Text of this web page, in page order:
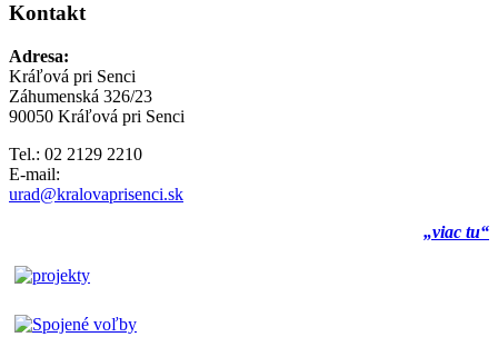
Kontakt
Adresa:
Kráľová pri Senci
Záhumenská 326/23
90050 Kráľová pri Senci
Tel.: 02 2129 2210
E-mail:
urad@kralovaprisenci.sk
„viac tu“